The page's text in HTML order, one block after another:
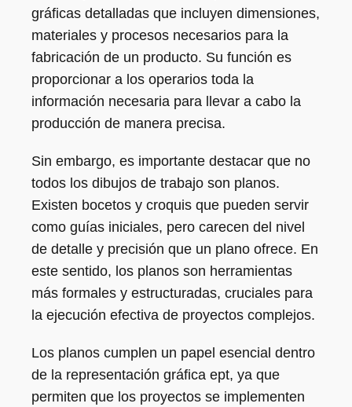
gráficas detalladas que incluyen dimensiones,
materiales y procesos necesarios para la
fabricación de un producto. Su función es
proporcionar a los operarios toda la
información necesaria para llevar a cabo la
producción de manera precisa.
Sin embargo, es importante destacar que no
todos los dibujos de trabajo son planos.
Existen bocetos y croquis que pueden servir
como guías iniciales, pero carecen del nivel
de detalle y precisión que un plano ofrece. En
este sentido, los planos son herramientas
más formales y estructuradas, cruciales para
la ejecución efectiva de proyectos complejos.
Los planos cumplen un papel esencial dentro
de la representación gráfica ept, ya que
permiten que los proyectos se implementen